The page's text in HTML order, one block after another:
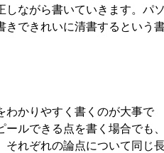
しながら書いていきます。パ
きできれいに清書するという
かりやすく書くのが大事で
ールできる点を書く場合でも
それぞれの論点について同じ